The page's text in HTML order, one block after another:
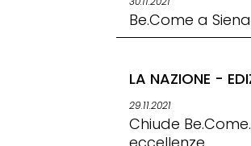
Be.Come a Siena
LA NAZIONE -
29.11.2021
Chiude
eccellenze